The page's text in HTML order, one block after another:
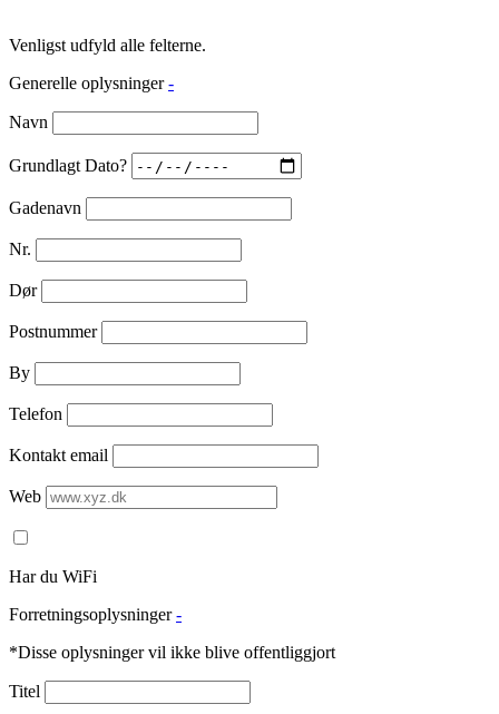
Venligst udfyld alle felterne.
Generelle oplysninger -
Navn
Grundlagt Dato?
Gadenavn
Nr.
Dør
Postnummer
By
Telefon
Kontakt email
Web
Har du WiFi
Forretningsoplysninger -
*Disse oplysninger vil ikke blive offentliggjort
Titel